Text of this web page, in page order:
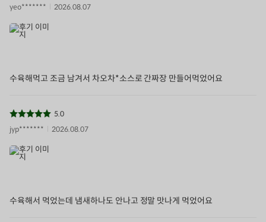
yeo*******
2026.08.07
수육해먹고 조금 남겨서 차오차*소스로 간짜장 만들어먹었어요
5.0
jyp*******
2026.08.07
수육해서 먹었는데 냄새하나도 안나고 정말 맛나게 먹었어요